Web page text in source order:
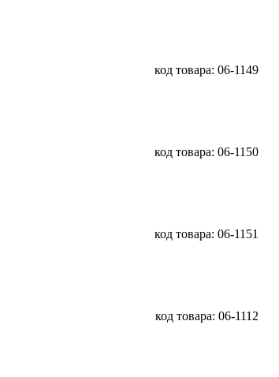
код товара: 06-1149
код товара: 06-1150
код товара: 06-1151
код товара: 06-1112